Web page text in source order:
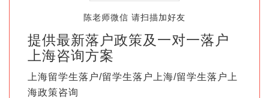
陈老师微信 请扫描加好友
提供最新落户政策及一对一落户
上海咨询方案
上海留学生落户/留学生落户上海/留学生落户上
海政策咨询